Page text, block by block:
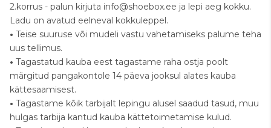
2.korrus - palun kirjuta info@shoebox.ee ja lepi aeg kokku.
Ladu on avatud eelneval kokkuleppel.
• Teise suuruse või mudeli vastu vahetamiseks palume teha
uus tellimus.
• Tagastatud kauba eest tagastame raha ostja poolt
märgitud pangakontole 14 päeva jooksul alates kauba
kättesaamisest.
• Tagastame kõik tarbijalt lepingu alusel saadud tasud, muu
hulgas tarbija kantud kauba kättetoimetamise kulud.